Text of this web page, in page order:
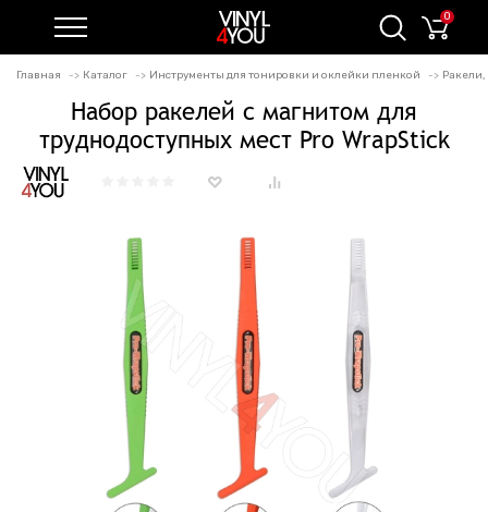
0
Главная Каталог Инструменты для тонировки и оклейки пленкой
Набор ракелей с магнитом для
труднодоступных мест Pro WrapStick